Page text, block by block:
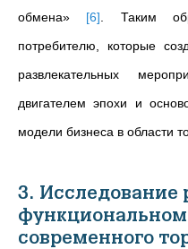
обмена» [6] . Таким
потребителю, которые
развлекательных
двигателем эпохи и
модели бизнеса в области
3. Исследование
современного